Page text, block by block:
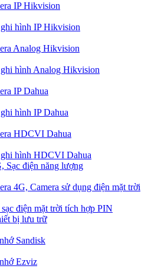
IP Hikvision
hình IP Hikvision
Analog Hikvision
hình Analog Hikvision
IP Dahua
hình IP Dahua
HDCVI Dahua
hình HDCVI Dahua
Sạc điện năng lượng
4G, Camera sử dụng điện mặt trời
điện mặt trời tích hợp PIN
bị lưu trữ
Sandisk
Ezviz